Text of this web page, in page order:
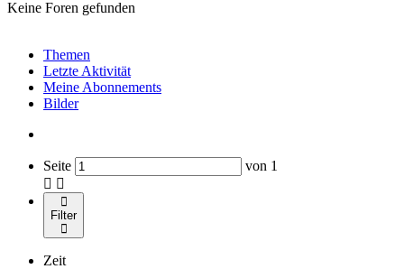
Keine Foren gefunden
Themen
Letzte Aktivität
Meine Abonnements
Bilder
Seite von 1
Filter
Zeit